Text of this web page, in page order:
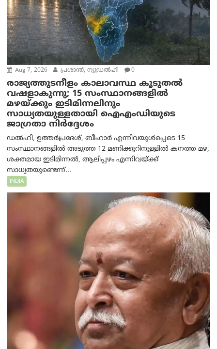
Aug 7, 2026 പ്രശാന്ത്, ന്യൂഡല്‍ഹി 0
രാജ്യത്തുടനീളം കാലാവസ്ഥ കൂടുതൽ
വഷളാകുന്നു; 15 സംസ്ഥാനങ്ങളിൽ
മഴയ്ക്കും ഇടിമിന്നലിനും
സാധ്യതയുള്ളതായി ഐഎംഡിയുടെ
ജാഗ്രതാ നിർദ്ദേശം
ഡൽഹി, ഉത്തർപ്രദേശ്, ബീഹാർ എന്നിവയുൾപ്പെടെ 15
സംസ്ഥാനങ്ങളിൽ അടുത്ത 12 മണിക്കൂറിനുള്ളിൽ കനത്ത മഴ,
ശക്തമായ ഇടിമിന്നൽ, ആലിപ്പഴം എന്നിവയ്ക്ക്
സാധ്യതയുണ്ടെന്ന്...
INDIA